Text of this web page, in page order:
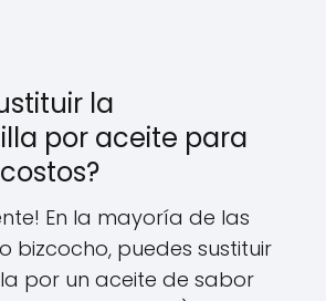
la
por aceite para
En la mayoría de las
bizcocho, puedes sustituir
por un aceite de sabor